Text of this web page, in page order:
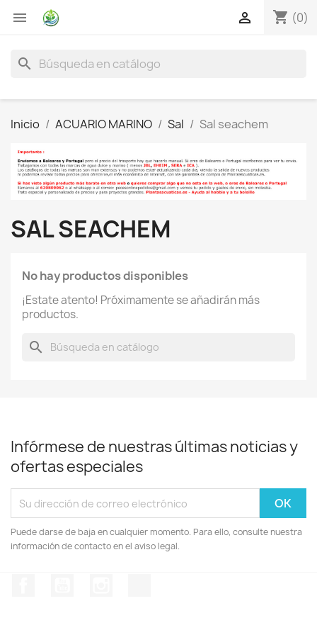
 shopping_cart (0)

search
Inicio ACUARIO MARINO Sal Sal seachem
SAL SEACHEM
No hay productos disponibles
¡Estate atento! Próximamente se añadirán más
productos.
search
Infórmese de nuestras últimas noticias y
ofertas especiales
Puede darse de baja en cualquier momento. Para ello, consulte nuestra
información de contacto en el aviso legal.